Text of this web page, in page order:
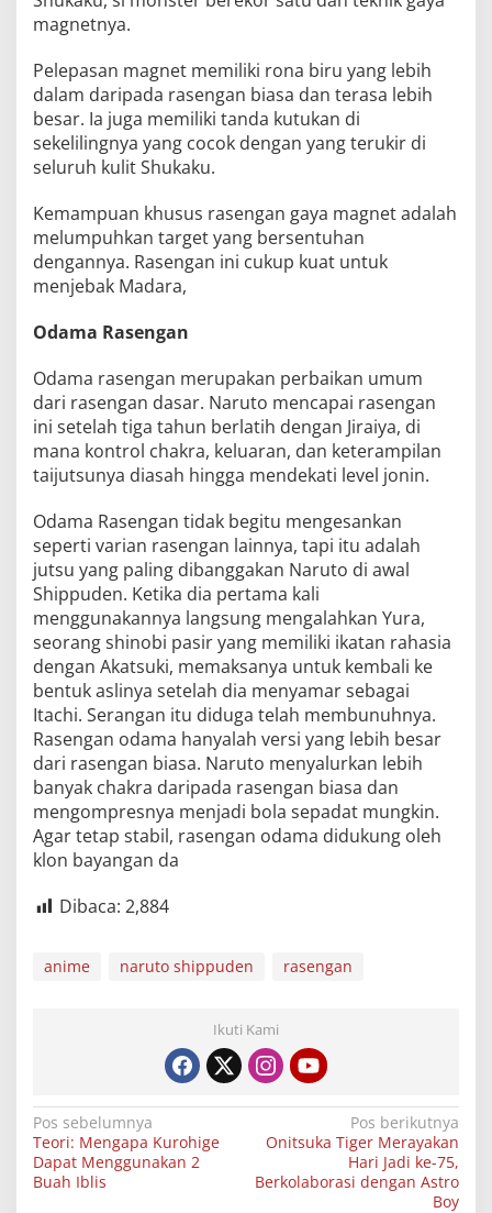
magnetnya.
Pelepasan magnet memiliki rona biru yang lebih
dalam daripada rasengan biasa dan terasa lebih
besar. Ia juga memiliki tanda kutukan di
sekelilingnya yang cocok dengan yang terukir di
seluruh kulit Shukaku.
Kemampuan khusus rasengan gaya magnet adalah
melumpuhkan target yang bersentuhan
dengannya. Rasengan ini cukup kuat untuk
menjebak Madara,
Odama Rasengan
Odama rasengan merupakan perbaikan umum
dari rasengan dasar. Naruto mencapai rasengan
ini setelah tiga tahun berlatih dengan Jiraiya, di
mana kontrol chakra, keluaran, dan keterampilan
taijutsunya diasah hingga mendekati level jonin.
Odama Rasengan tidak begitu mengesankan
seperti varian rasengan lainnya, tapi itu adalah
jutsu yang paling dibanggakan Naruto di awal
Shippuden. Ketika dia pertama kali
menggunakannya langsung mengalahkan Yura,
seorang shinobi pasir yang memiliki ikatan rahasia
dengan Akatsuki, memaksanya untuk kembali ke
bentuk aslinya setelah dia menyamar sebagai
Itachi. Serangan itu diduga telah membunuhnya.
Rasengan odama hanyalah versi yang lebih besar
dari rasengan biasa. Naruto menyalurkan lebih
banyak chakra daripada rasengan biasa dan
mengompresnya menjadi bola sepadat mungkin.
Agar tetap stabil, rasengan odama didukung oleh
klon bayangan da
Dibaca: 2,884
anime naruto shippuden rasengan
Ikuti Kami
Navigasi
pos
Pos sebelumnya
Teori: Mengapa Kurohige
Dapat Menggunakan 2
Buah Iblis
Pos berikutnya
Onitsuka Tiger Merayakan
Hari Jadi ke-75,
Berkolaborasi dengan Astro
Boy